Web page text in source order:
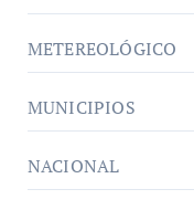
METEREOLÓGICO
MUNICIPIOS
NACIONAL